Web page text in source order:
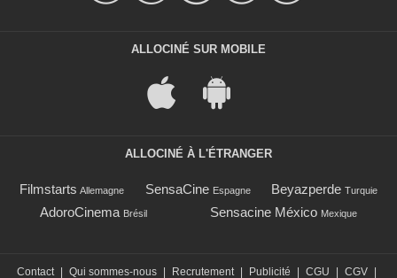
ALLOCINÉ SUR MOBILE
ALLOCINÉ À L'ÉTRANGER
Filmstarts Allemagne SensaCine Espagne Beyazperde Turquie
AdoroCinema Brésil Sensacine México Mexique
Contact Qui sommes-nous Recrutement Publicité CGU CGV